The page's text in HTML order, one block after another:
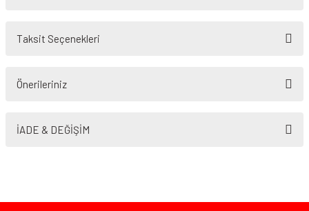
Taksit Seçenekleri
Önerileriniz
yetersiz gördüğünüz noktaları öneri formunu kullanarak tarafımıza
İADE & DEĞİŞİM